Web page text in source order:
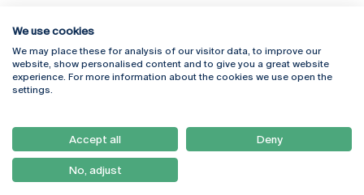
Rua Diogo Botelho 1327
4169-005 Porto
+351 226 196 240
Campus Online
Webmail
Como Chegar
Newsletter
We use cookies
We may place these for analysis of our visitor data, to improve our
website, show personalised content and to give you a great website
experience. For more information about the cookies we use open the
settings.
Accept all Deny
No, adjust